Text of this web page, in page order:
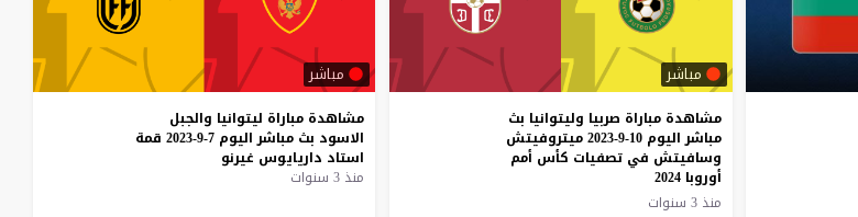
مباشر
مشاهدة مباراة صربيا وليتوانيا بث
مباشر اليوم 10-9-2023 ميتروفيتش
وسافيتش في تصفيات كأس أمم
أوروبا 2024
منذ 3 سنوات
مباشر
مشاهدة مباراة ليتوانيا والجبل
الاسود بث مباشر اليوم 7-9-2023
قمة
استاد داريايوس غيرنو
منذ 3 سنوات